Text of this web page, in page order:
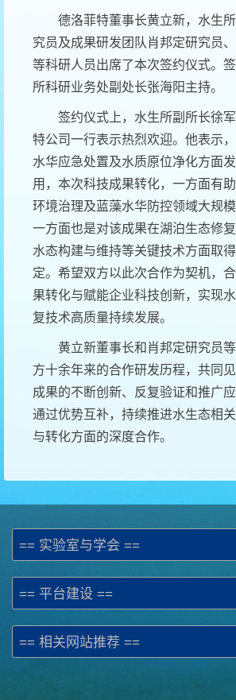
德洛菲特董事长黄立新，水生
究员及成果研发团队肖邦定研究员
等科研人员出席了本次签约仪式。
所科研业务处副处长张海阳主持。
签约仪式上，水生所副所长徐
特公司一行表示热烈欢迎。他表示
水华应急处置及水质原位净化方面
用，本次科技成果转化，一方面有
环境治理及蓝藻水华防控领域大规
一方面也是对该成果在湖泊生态修
水态构建与维持等关键技术方面取
定。希望双方以此次合作为契机，
果转化与赋能企业科技创新，实现
复技术高质量持续发展。
黄立新董事长和肖邦定研究员
方十余年来的合作研发历程，共同
成果的不断创新、反复验证和推广
通过优势互补，持续推进水生态相
与转化方面的深度合作。
== 实验室与学会 ==
== 平台建设 ==
== 相关网站推荐 ==